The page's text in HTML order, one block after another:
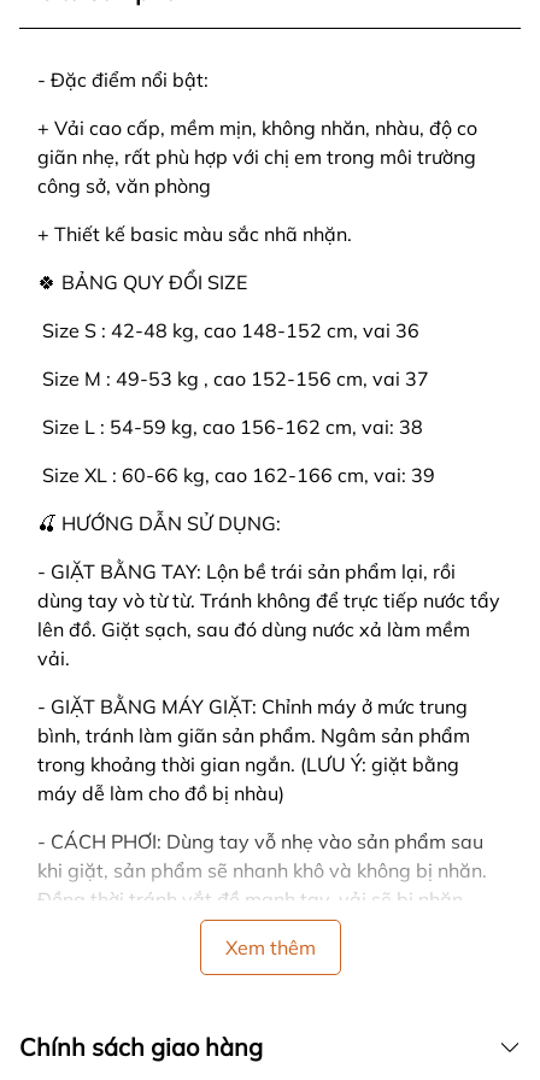
- Đặc điểm nổi bật:
+ Vải cao cấp, mềm mịn, không nhăn, nhàu, độ co
giãn nhẹ, rất phù hợp với chị em trong môi trường
công sở, văn phòng
+ Thiết kế basic màu sắc nhã nhặn.
🍀 BẢNG QUY ĐỔI SIZE
️ Size S : 42-48 kg, cao 148-152 cm, vai 36
️ Size M : 49-53 kg , cao 152-156 cm, vai 37
️ Size L : 54-59 kg, cao 156-162 cm, vai: 38
️ Size XL : 60-66 kg, cao 162-166 cm, vai: 39
🍒 HƯỚNG DẪN SỬ DỤNG:
- GIẶT BẰNG TAY: Lộn bề trái sản phẩm lại, rồi
dùng tay vò từ từ. Tránh không để trực tiếp nước tẩy
lên đồ. Giặt sạch, sau đó dùng nước xả làm mềm
vải.
- GIẶT BẰNG MÁY GIẶT: Chỉnh máy ở mức trung
bình, tránh làm giãn sản phẩm. Ngâm sản phẩm
trong khoảng thời gian ngắn. (LƯU Ý: giặt bằng
máy dễ làm cho đồ bị nhàu)
- CÁCH PHƠI: Dùng tay vỗ nhẹ vào sản phẩm sau
khi giặt, sản phẩm sẽ nhanh khô và không bị nhăn.
Đồng thời tránh vắt đồ mạnh tay, vải sẽ bị nhăn.
- Nên phơi ở nơi có nhiều gió, trải thẳng khi phơi và
tránh nơi có ánh nắng gay gắt hoặc trực tiếp, sản
- Nên phân loại quần áo cùng màu, cùng chất liệu
Xem thêm
Chính sách giao hàng